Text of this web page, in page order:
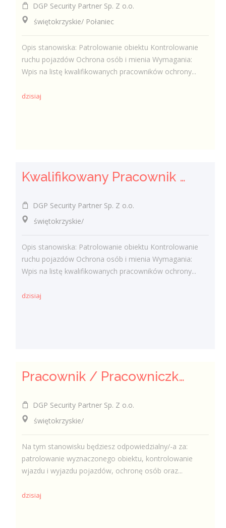
DGP Security Partner Sp. Z o.o.
świętokrzyskie/ Połaniec
Opis stanowiska: Patrolowanie obiektu Kontrolowanie
ruchu pojazdów Ochrona osób i mienia Wymagania:
Wpis na listę kwalifikowanych pracowników ochrony...
dzisiaj
Kwalifikowany Pracownik Ochrony z Pozwoleniem na Broń (K/M)
DGP Security Partner Sp. Z o.o.
świętokrzyskie/
Opis stanowiska: Patrolowanie obiektu Kontrolowanie
ruchu pojazdów Ochrona osób i mienia Wymagania:
Wpis na listę kwalifikowanych pracowników ochrony...
dzisiaj
Pracownik / Pracowniczka Ochrony z Pozwoleniem na Broń
DGP Security Partner Sp. Z o.o.
świętokrzyskie/
Na tym stanowisku będziesz odpowiedzialny/-a za:
patrolowanie wyznaczonego obiektu, kontrolowanie
wjazdu i wyjazdu pojazdów, ochronę osób oraz...
dzisiaj